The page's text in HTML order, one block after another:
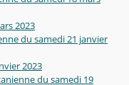
2023
du samedi 21 janvier
2023
du samedi 19